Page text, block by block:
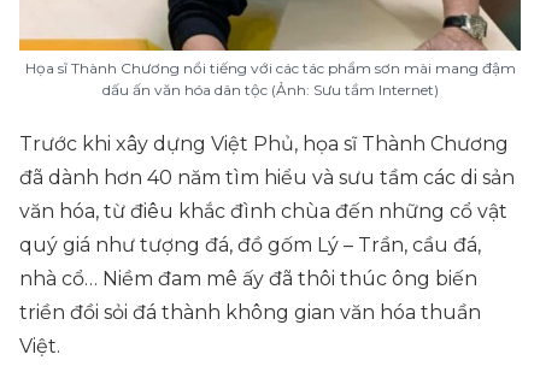
Họa sĩ Thành Chương nổi tiếng với các tác phẩm sơn mài mang đậm
dấu ấn văn hóa dân tộc (Ảnh: Sưu tầm Internet)
Trước khi xây dựng Việt Phủ, họa sĩ Thành Chương
đã dành hơn 40 năm tìm hiểu và sưu tầm các di sản
văn hóa, từ điêu khắc đình chùa đến những cổ vật
quý giá như tượng đá, đồ gốm Lý – Trần, cầu đá,
nhà cổ… Niềm đam mê ấy đã thôi thúc ông biến
triền đồi sỏi đá thành không gian văn hóa thuần
Việt.